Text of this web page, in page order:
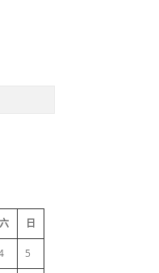
六 日
5